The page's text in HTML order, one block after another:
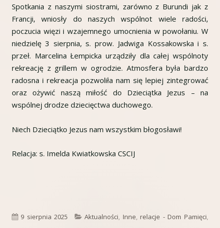
Spotkania z naszymi siostrami, zarówno z Burundi jak z
Francji, wniosły do naszych wspólnot wiele radości,
poczucia więzi i wzajemnego umocnienia w powołaniu. W
niedzielę 3 sierpnia, s. prow. Jadwiga Kossakowska i s.
przeł. Marcelina Łempicka urządziły dla całej wspólnoty
rekreację z grillem w ogrodzie. Atmosfera była bardzo
radosna i rekreacja pozwoliła nam się lepiej zintegrować
oraz ożywić naszą miłość do Dzieciątka Jezus – na
wspólnej drodze dziecięctwa duchowego.
Niech Dzieciątko Jezus nam wszystkim błogosławi!
Relacja: s. Imelda Kwiatkowska CSCIJ
Opublikowano
9 sierpnia 2025 Kategorie
Aktualności, Inne, relacje - Dom Pamięci,